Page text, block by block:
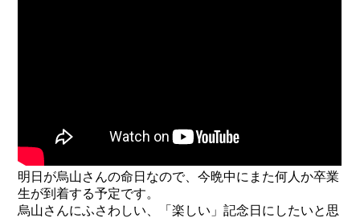
明日が烏山さんの命日なので、今晩中にまた何人か卒業
生が到着する予定です。
烏山さんにふさわしい、「楽しい」記念日にしたいと思